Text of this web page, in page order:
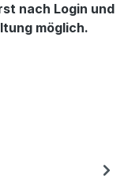
nach Login und
möglich.